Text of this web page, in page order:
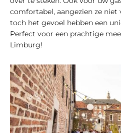
comfortabel, aangezien ze niet
toch het gevoel hebben een
Perfect voor een prachtige
Limburg!